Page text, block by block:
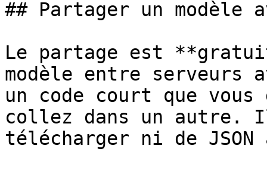
## Partager un modèle
Le partage est
modèle entre serveurs
un code court que
collez dans un autre.
télécharger ni de